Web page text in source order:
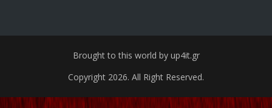
Brought to this world by up4it.gr
Copyright 2026. All Right Reserved.